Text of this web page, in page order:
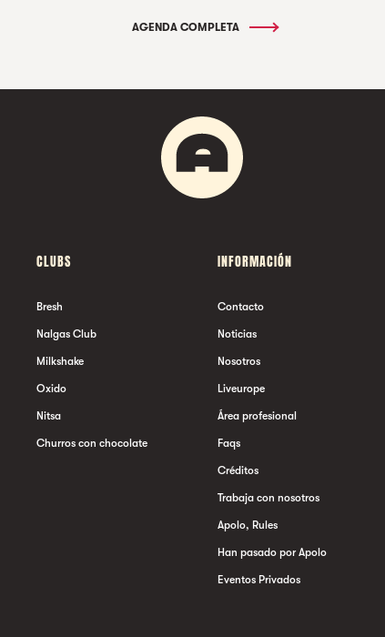
AGENDA COMPLETA
CLUBS
Bresh
Nalgas Club
Milkshake
Oxido
Nitsa
Churros con chocolate
INFORMACIÓN
Contacto
Noticias
Nosotros
Liveurope
Área profesional
Faqs
Créditos
Trabaja con nosotros
Apolo, Rules
Han pasado por Apolo
Eventos Privados